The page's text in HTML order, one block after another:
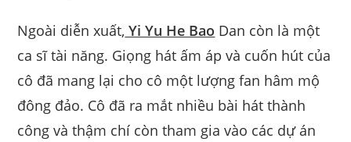
Ngoài diễn xuất, Yi Yu He Bao Dan còn là một
ca sĩ tài năng. Giọng hát ấm áp và cuốn hút của
cô đã mang lại cho cô một lượng fan hâm mộ
đông đảo. Cô đã ra mắt nhiều bài hát thành
công và thậm chí còn tham gia vào các dự án